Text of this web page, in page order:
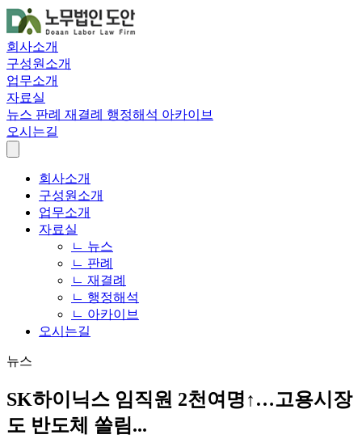
회사소개
구성원소개
업무소개
자료실
뉴스 판례 재결례 행정해석 아카이브
오시는길
회사소개
구성원소개
업무소개
자료실
ㄴ 뉴스
ㄴ 판례
ㄴ 재결례
ㄴ 행정해석
ㄴ 아카이브
오시는길
뉴스
SK하이닉스 임직원 2천여명↑…고용시장
도 반도체 쏠림...